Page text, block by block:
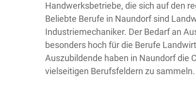
Handwerksbetriebe, die sich auf den
Beliebte Berufe in Naundorf sind
Industriemechaniker. Der Bedarf an
besonders hoch für die Berufe
Auszubildende haben in Naundorf die
vielseitigen Berufsfeldern zu sammeln.